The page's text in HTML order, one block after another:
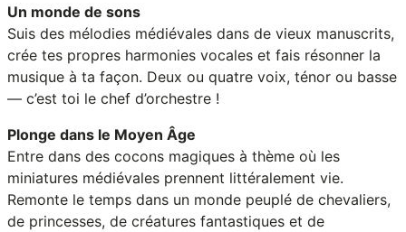
Un monde de sons
Suis des mélodies médiévales dans de vieux manuscrits,
crée tes propres harmonies vocales et fais résonner la
musique à ta façon. Deux ou quatre voix, ténor ou basse
— c’est toi le chef d’orchestre !
Plonge dans le Moyen Âge
Entre dans des cocons magiques à thème où les
miniatures médiévales prennent littéralement vie.
Remonte le temps dans un monde peuplé de chevaliers,
de princesses, de créatures fantastiques et de